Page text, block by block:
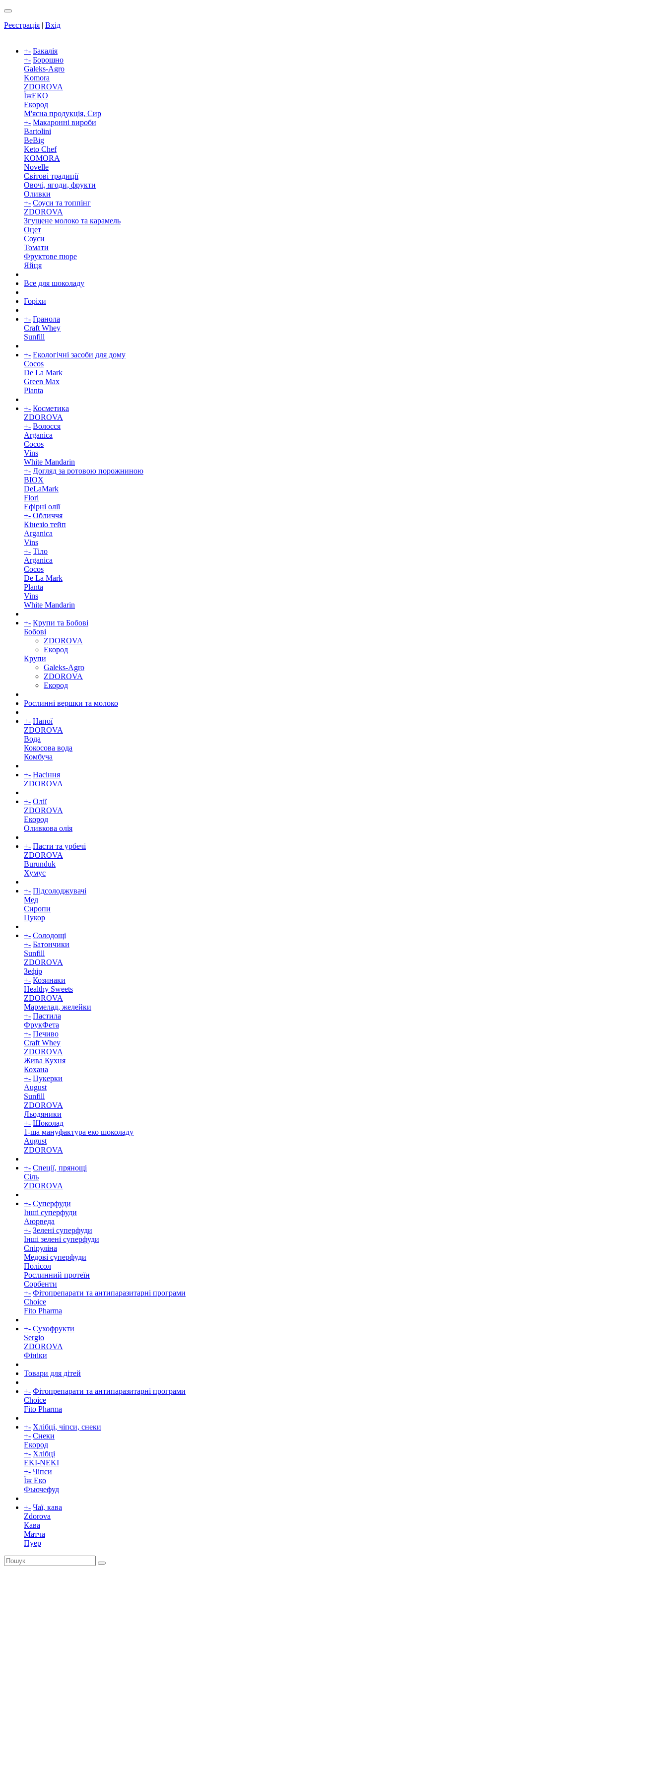
Реєстрація | Вхід
+- Бакалія
+- Борошно
Galeks-Agro
Komora
ZDOROVA
ЇжЕКО
Екород
М'ясна продукція, Сир
+- Макаронні вироби
Bartolini
BeBig
Keto Chef
KOMORA
Novelle
Світові традиції
Овочі, ягоди, фрукти
Оливки
+- Соуси та топпінг
ZDOROVA
Згущене молоко та карамель
Оцет
Соуси
Томати
Фруктове пюре
Яйця
Все для шоколаду
Горіхи
+- Гранола
Craft Whey
Sunfill
+- Екологічні засоби для дому
Cocos
De La Mark
Green Max
Planta
+- Косметика
ZDOROVA
+- Волосся
Arganica
Cocos
Vins
White Mandarin
+- Догляд за ротовою порожниною
BIOX
DeLaMark
Flori
Ефірні олії
+- Обличчя
Кінезіо тейп
Arganica
Vins
+- Тіло
Arganica
Cocos
De La Mark
Planta
Vins
White Mandarin
+- Крупи та Бобові
Бобові
ZDOROVA
Екород
Крупи
Galeks-Agro
ZDOROVA
Екород
Рослинні вершки та молоко
+- Напої
ZDOROVA
Вода
Кокосова вода
Комбуча
+- Насіння
ZDOROVA
+- Олії
ZDOROVA
Екород
Оливкова олія
+- Пасти та урбечі
ZDOROVA
Burunduk
Хумус
+- Підсолоджувачі
Мед
Сиропи
Цукор
+- Солодощі
+- Батончики
Sunfill
ZDOROVA
Зефір
+- Козинаки
Healthy Sweets
ZDOROVA
Мармелад, желейки
+- Пастила
ФрукФета
+- Печиво
Craft Whey
ZDOROVA
Жива Кухня
Кохана
+- Цукерки
August
Sunfill
ZDOROVA
Льодяники
+- Шоколад
1-ша мануфактура еко шоколаду
August
ZDOROVA
+- Спеції, прянощі
Cіль
ZDOROVA
+- Суперфуди
Інші суперфуди
Аюрведа
+- Зелені суперфуди
Інші зелені суперфуди
Спіруліна
Медові суперфуди
Полісол
Рослинний протеїн
Сорбенти
+- Фітопрепарати та антипаразитарні програми
Choice
Fito Pharma
+- Сухофрукти
Sergio
ZDOROVA
Фініки
Товари для дітей
+- Фітопрепарати та антипаразитарні програми
Choice
Fito Pharma
+- Хлібці, чіпси, снеки
+- Снеки
Екород
+- Хлібці
EKI-NEKI
+- Чіпси
Їж Еко
Фьючефуд
+- Чаї, кава
Zdorova
Кава
Матча
Пуер